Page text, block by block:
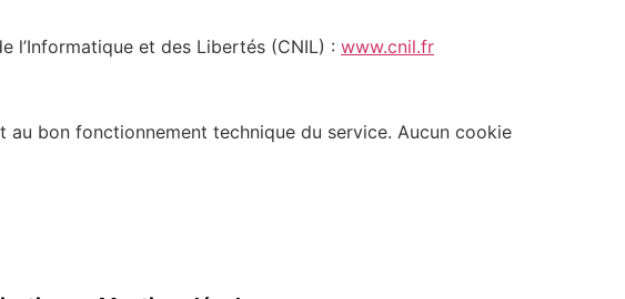
l’Informatique et des Libertés (CNIL) : www.cnil.fr
bon fonctionnement technique du service. Aucun cookie